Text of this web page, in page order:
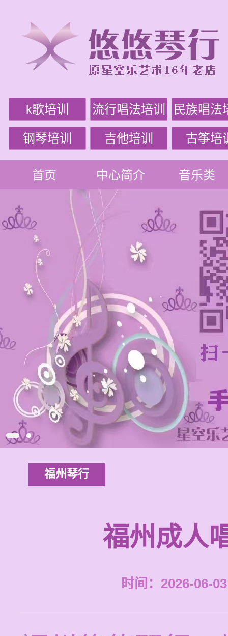
k歌培训 流行唱法培训 民族唱法
钢琴培训 吉他培训 古筝培
首页 中心简介 音乐类
福州琴行
福州成人
时间：2026-06-